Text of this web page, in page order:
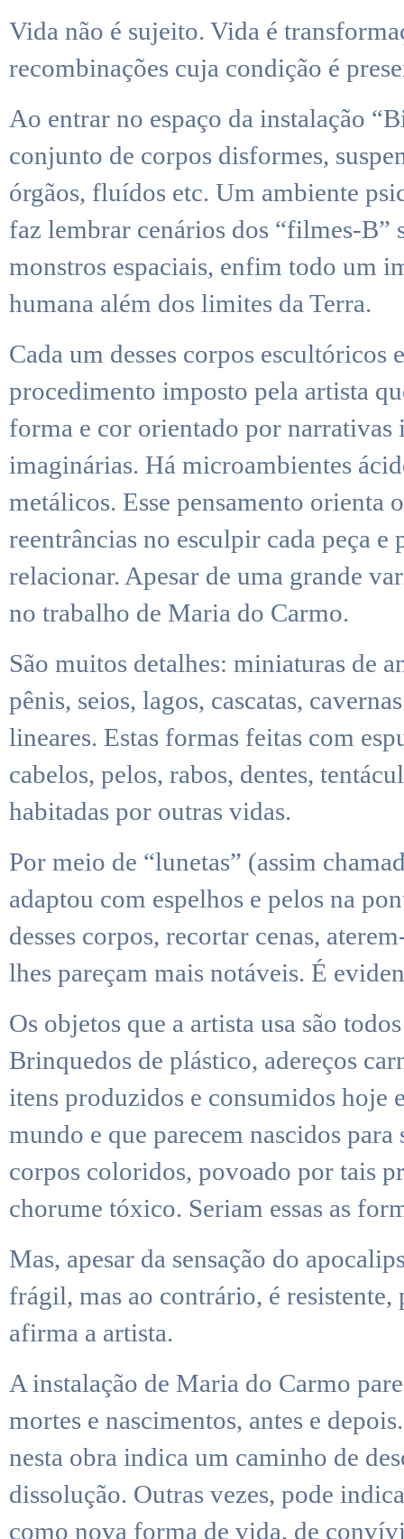
Vida não é sujeito. Vida é
recombinações cuja condição é
Ao entrar no espaço da instalação
conjunto de corpos disformes,
órgãos, fluídos etc. Um ambiente
faz lembrar cenários dos “filmes-B”
monstros espaciais, enfim todo um
humana além dos limites da Terra.
Cada um desses corpos
procedimento imposto pela artista
forma e cor orientado por
imaginárias. Há microambientes
metálicos. Esse pensamento orienta
reentrâncias no esculpir cada peça e
relacionar. Apesar de uma grande
no trabalho de Maria do Carmo.
São muitos detalhes: miniaturas de
pênis, seios, lagos, cascatas,
lineares. Estas formas feitas com
cabelos, pelos, rabos, dentes,
habitadas por outras vidas.
Por meio de “lunetas” (assim
adaptou com espelhos e pelos na
desses corpos, recortar cenas,
lhes pareçam mais notáveis. É
Os objetos que a artista usa são
Brinquedos de plástico, adereços
itens produzidos e consumidos hoje
mundo e que parecem nascidos
corpos coloridos, povoado por tais
chorume tóxico. Seriam essas as
Mas, apesar da sensação do
frágil, mas ao contrário, é
afirma a artista.
A instalação de Maria do Carmo
mortes e nascimentos, antes e
nesta obra indica um caminho de
dissolução. Outras vezes, pode
como nova forma de vida, de